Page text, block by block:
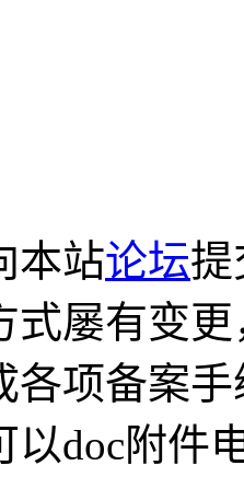
本站论坛提
式屡有变
各项备案
以doc附件